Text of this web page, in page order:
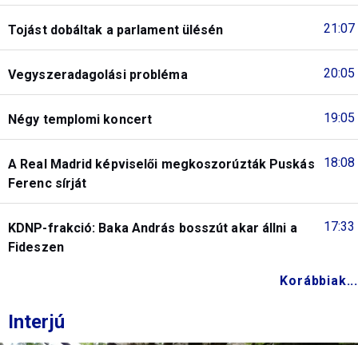
21:07
Tojást dobáltak a parlament ülésén
20:05
Vegyszeradagolási probléma
19:05
Négy templomi koncert
18:08
A Real Madrid képviselői megkoszorúzták Puskás
Ferenc sírját
17:33
KDNP-frakció: Baka András bosszút akar állni a
Fideszen
Korábbiak...
Interjú